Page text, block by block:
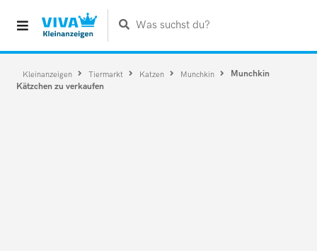
Was suchst du?
Kleinanzeigen Tiermarkt Katzen Munchkin
Munchkin
Kätzchen zu verkaufen